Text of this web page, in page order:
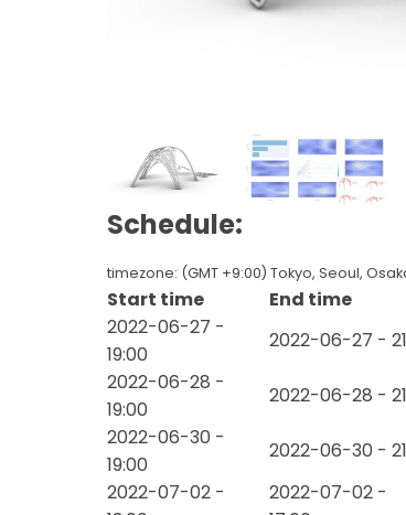
Schedule:
timezone: (GMT +9:00) Tokyo, Seoul,
Start time End time
2022-06-27 -
19:00
2022-06-27 -
2022-06-28 -
19:00
2022-06-28 -
2022-06-30 -
19:00
2022-06-30 -
2022-07-02 -
2022-07-02 -